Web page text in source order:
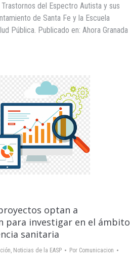
del Espectro Autista y sus
de Santa Fe y la Escuela
Pública. Publicado en: Ahora Granada
optan a
para investigar en el ámbito
sanitaria
, Noticias de la EASP Por Comunicacion